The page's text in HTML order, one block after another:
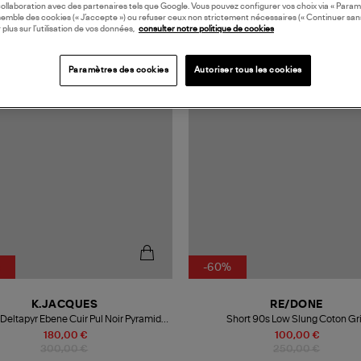
180,00 €
K.JACQUES
Ebene Cuir Pul Noir Pyramides
Argenté
-60%
100,00 €
RE/DONE
Short 90s Low Slung Coton
avec des partenaires tels que Google. Vous pouvez configurer vos choix via «
des cookies (« J’accepte ») ou refuser ceux non strictement nécessaires (« Continuer
plus sur l’utilisation de vos données,
consulter notre politique de cookies
Paramètres des cookies Autoriser tous les cookies